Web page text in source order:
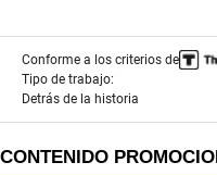
Conforme a los criterios de
Tipo de trabajo:
Detrás de la historia